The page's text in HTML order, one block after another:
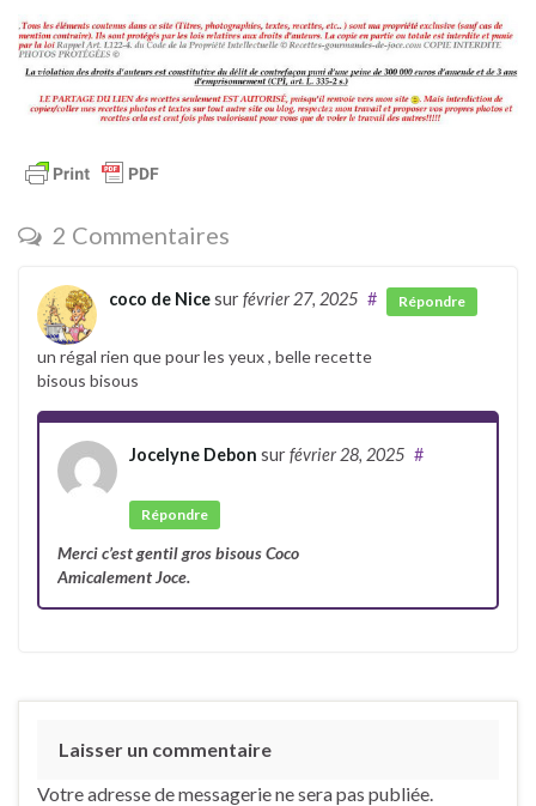
2 Commentaires
coco de Nicesur février 27, 2025 # Répondre
un régal rien que pour les yeux , belle recette
bisous bisous
Jocelyne Debon sur février 28, 2025 #
Répondre
Merci c’est gentil gros bisous Coco
Amicalement Joce.
Laisser un commentaire
Votre adresse de messagerie ne sera pas publiée.